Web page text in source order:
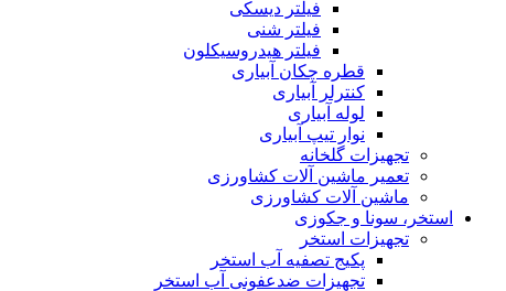
فیلتر دیسکی
فیلتر شنی
فیلتر هیدروسیکلون
قطره چکان آبیاری
کنترلر آبیاری
لوله آبیاری
نوار تیپ آبیاری
تجهیزات گلخانه
تعمیر ماشین آلات کشاورزی
ماشین آلات کشاورزی
استخر، سونا و جکوزی
تجهیزات استخر
پکیج تصفیه آب استخر
تجهیزات ضدعفونی آب استخر